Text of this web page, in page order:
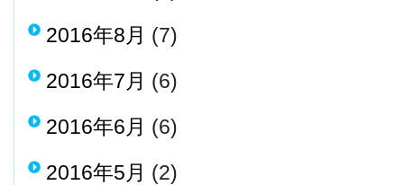
2016年8月 (7)
2016年7月 (6)
2016年6月 (6)
2016年5月 (2)